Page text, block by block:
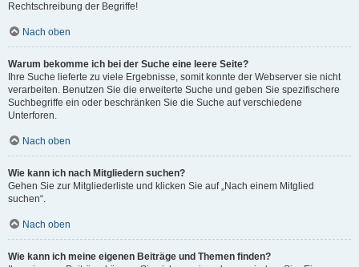
Rechtschreibung der Begriffe!
Nach oben
Warum bekomme ich bei der Suche eine leere Seite?
Ihre Suche lieferte zu viele Ergebnisse, somit konnte der Webserver sie nicht
verarbeiten. Benutzen Sie die erweiterte Suche und geben Sie spezifischere
Suchbegriffe ein oder beschränken Sie die Suche auf verschiedene
Unterforen.
Nach oben
Wie kann ich nach Mitgliedern suchen?
Gehen Sie zur Mitgliederliste und klicken Sie auf „Nach einem Mitglied
suchen“.
Nach oben
Wie kann ich meine eigenen Beiträge und Themen finden?